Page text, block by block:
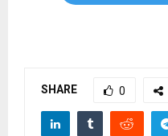
SHARE 0